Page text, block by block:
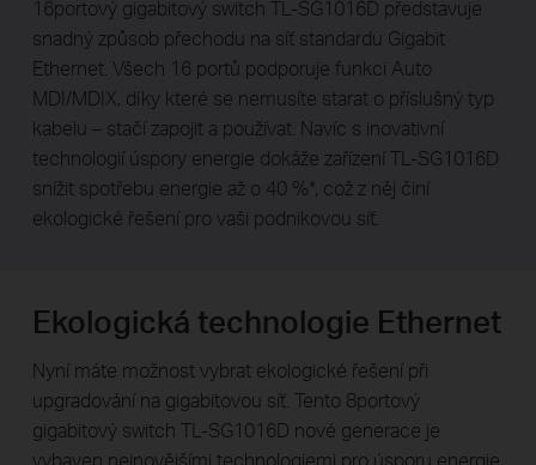
16portový gigabitový switch TL-SG1016D představuje
snadný způsob přechodu na síť standardu Gigabit
Ethernet. Všech 16 portů podporuje funkci Auto
MDI/MDIX, díky které se nemusíte starat o příslušný typ
kabelu – stačí zapojit a používat. Navíc s inovativní
technologií úspory energie dokáže zařízení TL-SG1016D
snížit spotřebu energie až o 40 %*, což z něj činí
ekologické řešení pro vaši podnikovou síť.
Ekologická technologie Ethernet
Nyní máte možnost vybrat ekologické řešení při
upgradování na gigabitovou síť. Tento 8portový
gigabitový switch TL-SG1016D nové generace je
vybaven nejnovějšími technologiemi pro úsporu energie,